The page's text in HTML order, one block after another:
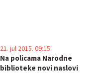
Na policama Narodne
biblioteke novi naslovi
21. jul 2015. 09:15